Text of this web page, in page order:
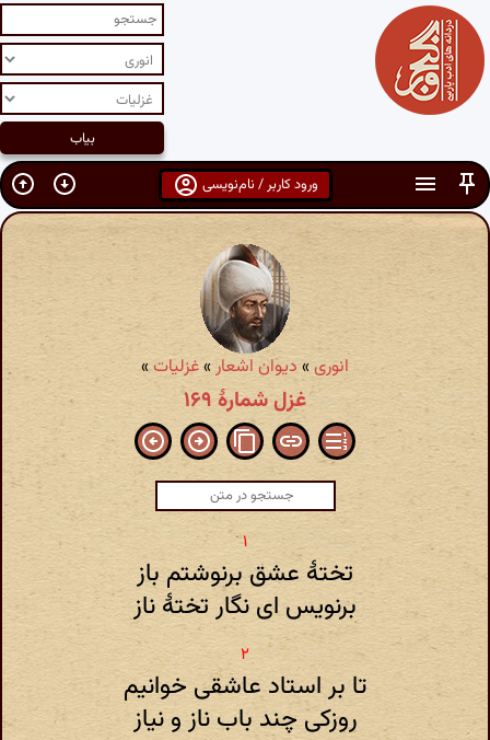
ورود کاربر / نام‌نویسی
انوری»دیوان اشعار»غزلیات»
غزل شمارهٔ ۱۶۹
تختهٔ عشق برنوشتم باز
برنویس ای نگار تختهٔ ناز
تا بر استاد عاشقی خوانیم
روزکی چند باب ناز و نیاز